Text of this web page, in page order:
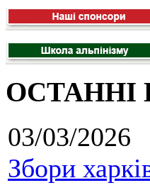
03/03/2026
Збори